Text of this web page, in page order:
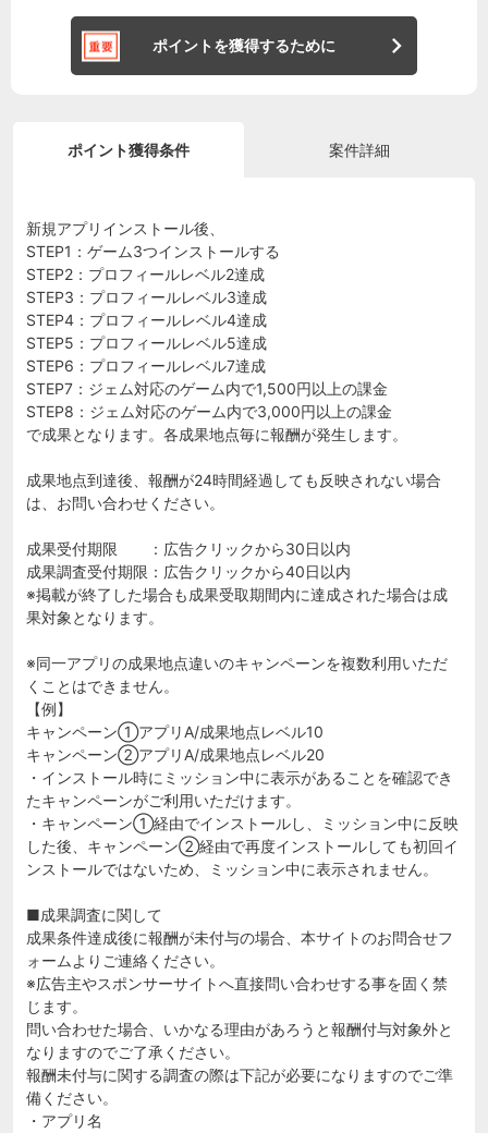
ポイントを獲得するために
ポイント獲得条件 案件詳細
新規アプリインストール後、
STEP1：ゲーム3つインストールする
STEP2：プロフィールレベル2達成
STEP3：プロフィールレベル3達成
STEP4：プロフィールレベル4達成
STEP5：プロフィールレベル5達成
STEP6：プロフィールレベル7達成
STEP7：ジェム対応のゲーム内で1,500円以上の課金
STEP8：ジェム対応のゲーム内で3,000円以上の課金
で成果となります。各成果地点毎に報酬が発生します。
成果地点到達後、報酬が24時間経過しても反映されない場合
は、お問い合わせください。
成果受付期限 ：広告クリックから30日以内
成果調査受付期限：広告クリックから40日以内
※掲載が終了した場合も成果受取期間内に達成された場合は成
果対象となります。
※同一アプリの成果地点違いのキャンペーンを複数利用いただ
くことはできません。
【例】
キャンペーン①アプリA/成果地点レベル10
キャンペーン②アプリA/成果地点レベル20
・インストール時にミッション中に表示があることを確認でき
たキャンペーンがご利用いただけます。
・キャンペーン①経由でインストールし、ミッション中に反映
した後、キャンペーン②経由で再度インストールしても初回イ
ンストールではないため、ミッション中に表示されません。
■成果調査に関して
成果条件達成後に報酬が未付与の場合、本サイトのお問合せフ
ォームよりご連絡ください。
※広告主やスポンサーサイトへ直接問い合わせする事を固く禁
じます。
問い合わせた場合、いかなる理由があろうと報酬付与対象外と
なりますのでご了承ください。
報酬未付与に関する調査の際は下記が必要になりますのでご準
備ください。
・アプリ名